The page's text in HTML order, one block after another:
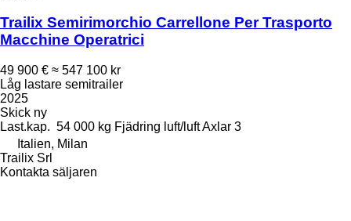
Trailix Semirimorchio Carrellone Per Trasporto
Macchine Operatrici
49 900 € ≈ 547 100 kr
Låg lastare semitrailer
2025
Skick ny
Last.kap. 54 000 kg Fjädring luft/luftAxlar 3
Italien, Milan
Trailix Srl
Kontakta säljaren